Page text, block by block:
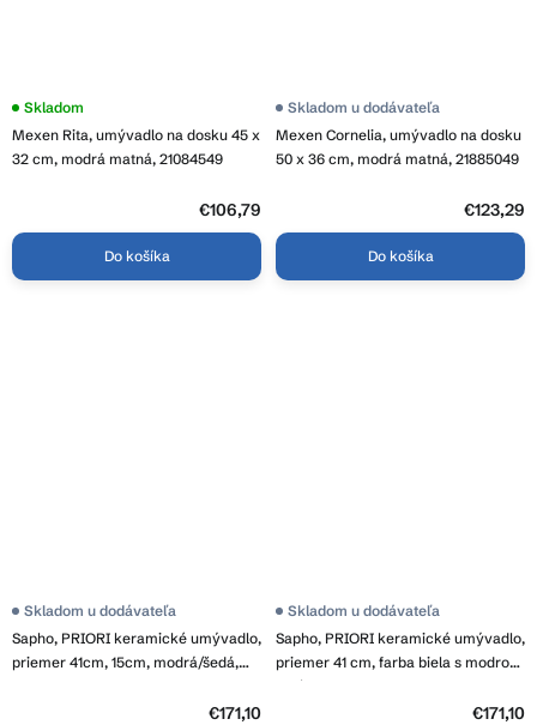
Mexen Rita, umývadlo na dosku 45 x
32 cm, modrá matná, 21084549
Skladom
€106,79
Do košíka
Mexen Cornelia, umývadlo na dosku
50 x 36 cm, modrá matná, 21885049
Skladom u dodávateľa
€123,29
Do košíka
Sapho, PRIORI keramické umývadlo,
priemer 41cm, 15cm, modrá/šedá,
Skladom u dodávateľa
€171,10
Sapho, PRIORI keramické umývadlo,
priemer 41 cm, farba biela s modrou
maľbou, PI012
Skladom u dodávateľa
€171,10